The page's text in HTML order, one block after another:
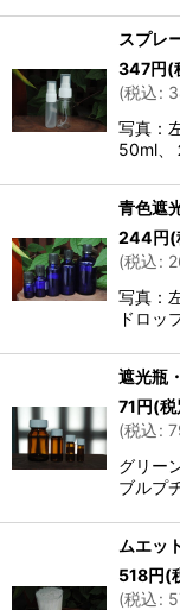
スプレ
347円(
(税込:
写真：
50ml、
青色遮
244円(
(税込:
写真：
ドロッ
遮光瓶
71円(税
(税込:
グリー
ブルプ
ムエッ
518円(
(税込: